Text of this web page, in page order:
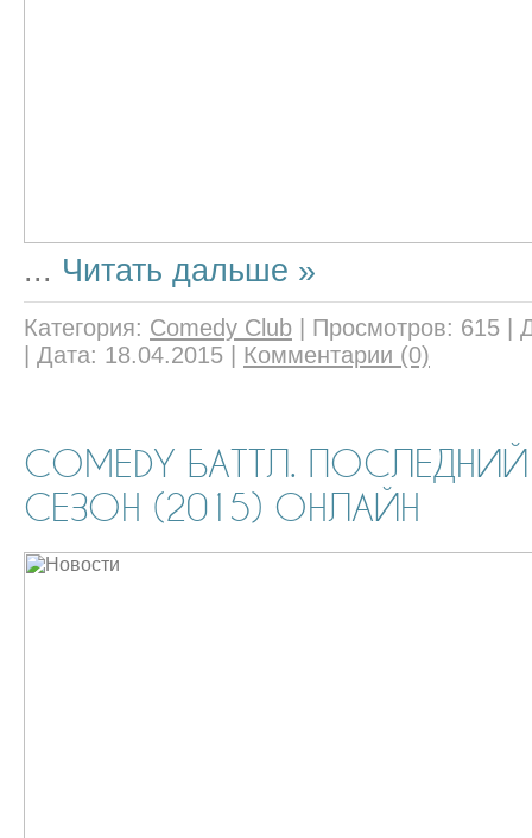
... Читать дальше »
Категория: Comedy Club Просмотров: 615
Дата: 18.04.2015 Комментарии (0)
COMEDY БАТТЛ.
СЕЗОН (2015) ОНЛАЙН